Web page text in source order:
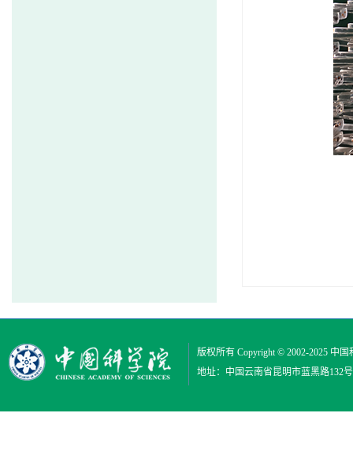
版权所有 Copyright © 2002-2025 中国
地址：中国云南省昆明市蓝黑路